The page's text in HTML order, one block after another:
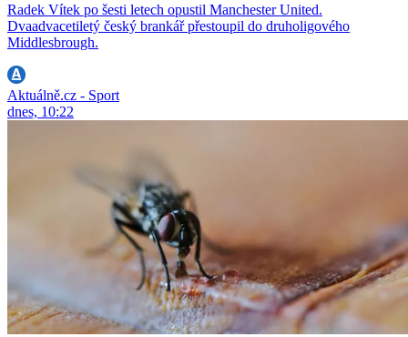
Radek Vítek po šesti letech opustil Manchester United.
Dvaadvacetiletý český brankář přestoupil do druholigového
Middlesbrough.
Aktuálně.cz - Sport
dnes, 10:22